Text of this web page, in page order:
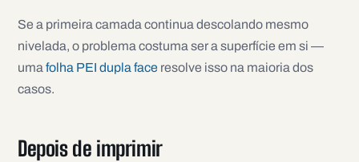
Se a primeira camada continua descolando mesmo
nivelada, o problema costuma ser a superfície em si —
uma folha PEI dupla face resolve isso na maioria dos
casos.
Depois de imprimir